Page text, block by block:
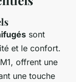
sont
et le confort.
offrent une
une touche